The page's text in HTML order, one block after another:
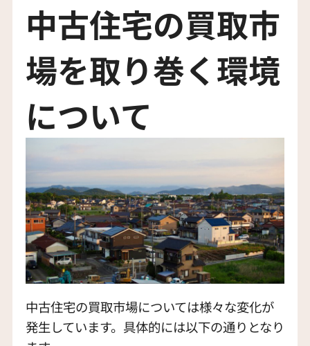
中古住宅の買取市
場を取り巻く環境
について
中古住宅の買取市場については様々な変化が
発生しています。具体的には以下の通りとなり